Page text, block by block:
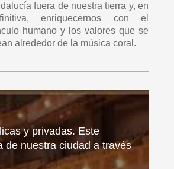
fuera de nuestra tierra y, en
enriquecernos con el
humano y los valores que se
alrededor de la música coral.
y privadas. Este
de nuestra ciudad a través